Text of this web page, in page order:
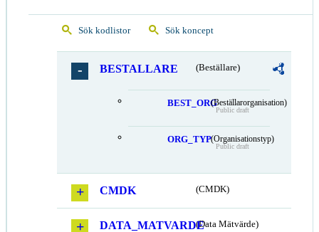
Sök kodlistor Sök koncept
BESTALLARE (Beställare)
BEST_ORG(Beställarorganisation)
Public draft
ORG_TYP(Organisationstyp)
Public draft
CMDK (CMDK)
DATA_MATVARDE(Data Mätvärde)